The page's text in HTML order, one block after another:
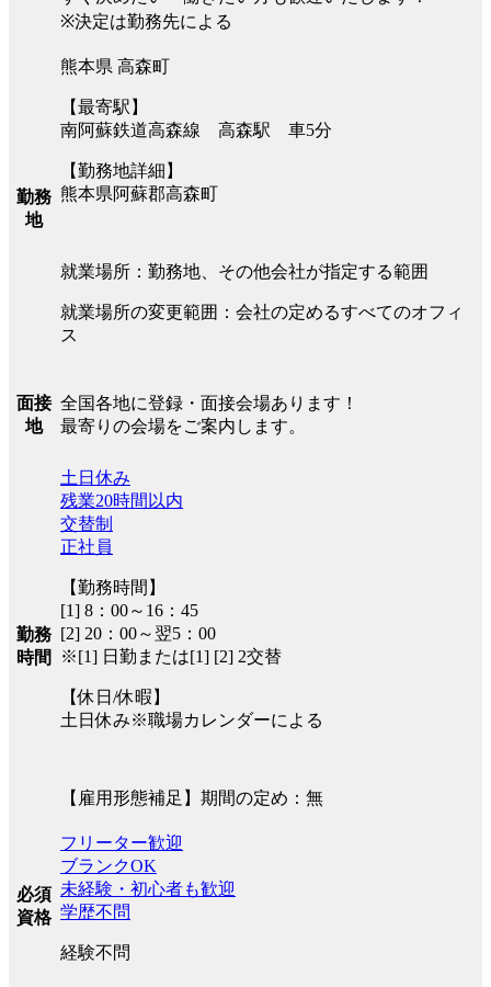
※決定は勤務先による
勤務
地
熊本県 高森町
【最寄駅】
南阿蘇鉄道高森線 高森駅 車5分
【勤務地詳細】
熊本県阿蘇郡高森町
就業場所：勤務地、その他会社が指定する範囲
就業場所の変更範囲：会社の定めるすべてのオフィ
ス
面接
地
全国各地に登録・面接会場あります！
最寄りの会場をご案内します。
勤務
時間
土日休み
残業20時間以内
交替制
正社員
【勤務時間】
[1] 8：00～16：45
[2] 20：00～翌5：00
※[1] 日勤または[1] [2] 2交替
【休日/休暇】
土日休み※職場カレンダーによる
【雇用形態補足】期間の定め：無
必須
資格
フリーター歓迎
ブランクOK
未経験・初心者も歓迎
学歴不問
経験不問